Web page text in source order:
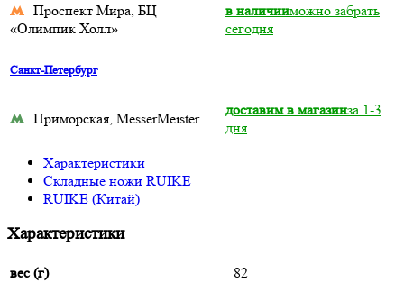
Проспект Мира, БЦ
«Олимпик Холл»
в наличииможно забрать
сегодня
Санкт-Петербург
Приморская, MesserMeister
доставим в магазинза 1-3
дня
Характеристики
Складные ножи RUIKE
RUIKE (Китай)
Характеристики
вес (г)
82